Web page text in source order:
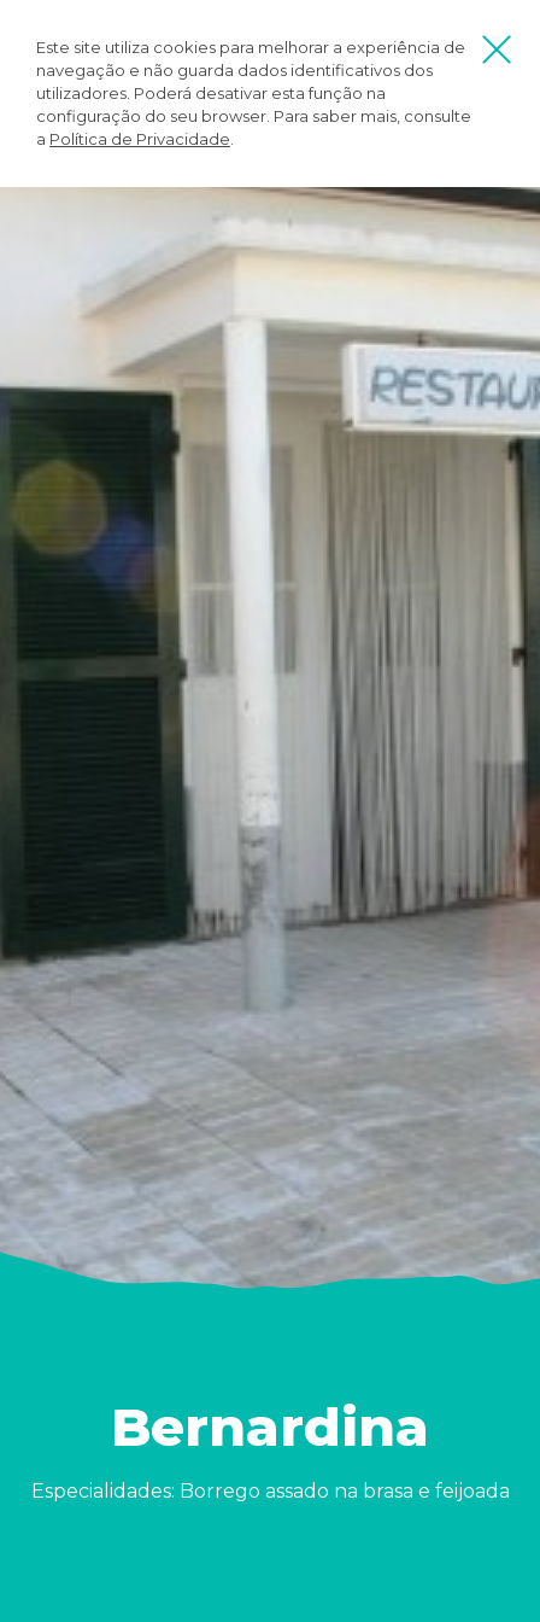
Este site utiliza cookies para melhorar a experiência de
navegação e não guarda dados identificativos dos
utilizadores. Poderá desativar esta função na
configuração do seu browser. Para saber mais, consulte
a Política de Privacidade
Bernardina
Especialidades: Borrego assado na brasa e feijoada